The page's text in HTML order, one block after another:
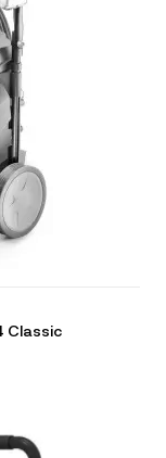
Classic